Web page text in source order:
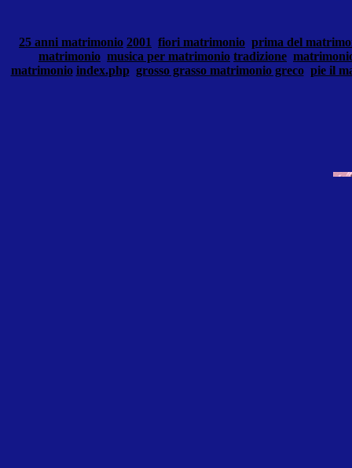
25 anni matrimonio 2001 fiori matrimonio prima del
matrimonio musica per matrimonio tradizione
matrimonio index.php grosso grasso matrimonio greco pie il